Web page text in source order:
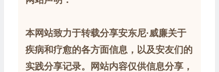
本网站致力于转载分享安东尼·威廉关于
疾病和疗愈的各方面信息，以及安友们的
实践分享记录。网站内容仅供信息分享，